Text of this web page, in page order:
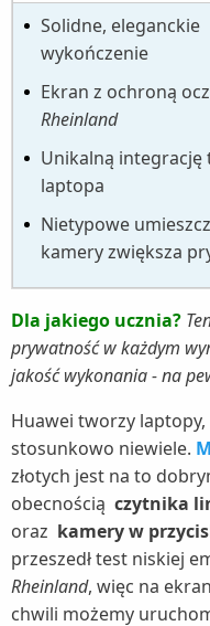
Solidne, eleganckie
wykończenie
Ekran z ochroną
Rheinland
Unikalną integrację
laptopa
Nietypowe
kamery zwiększa
Dla jakiego ucznia?
prywatność w każdym
jakość wykonania - na
Huawei tworzy
stosunkowo niewiele.
złotych jest na to
obecnością czytnika
oraz kamery w
przeszedł test niskiej
Rheinland, więc na
chwili możemy